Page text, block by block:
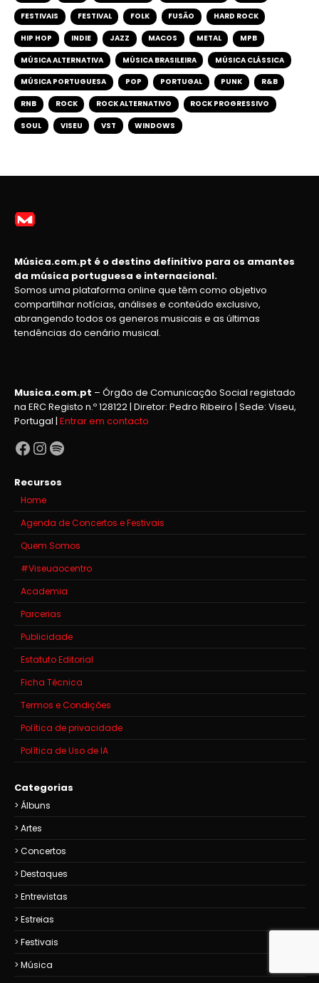
FESTIVAIS FESTIVAL FOLK FUSÃO HARD ROCK
HIP HOP INDIE JAZZ MACOS METAL MPB
MÚSICA ALTERNATIVA MÚSICA BRASILEIRA MÚSICA CLÁSSICA
MÚSICA PORTUGUESA POP PORTUGAL PUNK R&B
RNB ROCK ROCK ALTERNATIVO ROCK PROGRESSIVO
SOUL VISEU VST WINDOWS
Música.com.pt é o destino definitivo para os amantes
da música portuguesa e internacional.
Somos uma plataforma online que têm como objetivo
compartilhar notícias, análises e conteúdo exclusivo,
abrangendo todos os generos musicais e as últimas
tendências do cenário musical.
Musica.com.pt – Órgão de Comunicação Social registado
na ERC Registo n.º 128122 | Diretor: Pedro Ribeiro | Sede: Viseu,
Portugal | Entrar em contacto
Facebook
Instagram
Spotify
Recursos
Home
Agenda de Concertos e Festivais
Quem Somos
#Viseuaocentro
Academia
Parcerias
Publicidade
Estatuto Editorial
Ficha Técnica
Termos e Condições
Política de privacidade
Política de Uso de IA
Categorias
Álbuns
Artes
Concertos
Destaques
Entrevistas
Estreias
Festivais
Música